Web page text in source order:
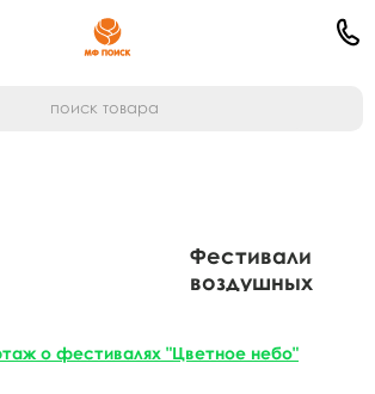
Фестивали
воздушных
о фестивалях "Цветное небо"